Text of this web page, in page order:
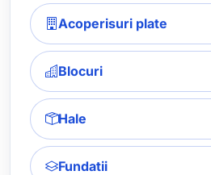
Acoperisuri plate
Blocuri
Hale
Fundatii